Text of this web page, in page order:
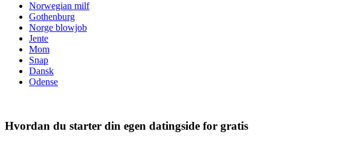
Norwegian milf
Gothenburg
Norge blowjob
Jente
Mom
Snap
Dansk
Odense
Hvordan du starter din egen datingside for gratis